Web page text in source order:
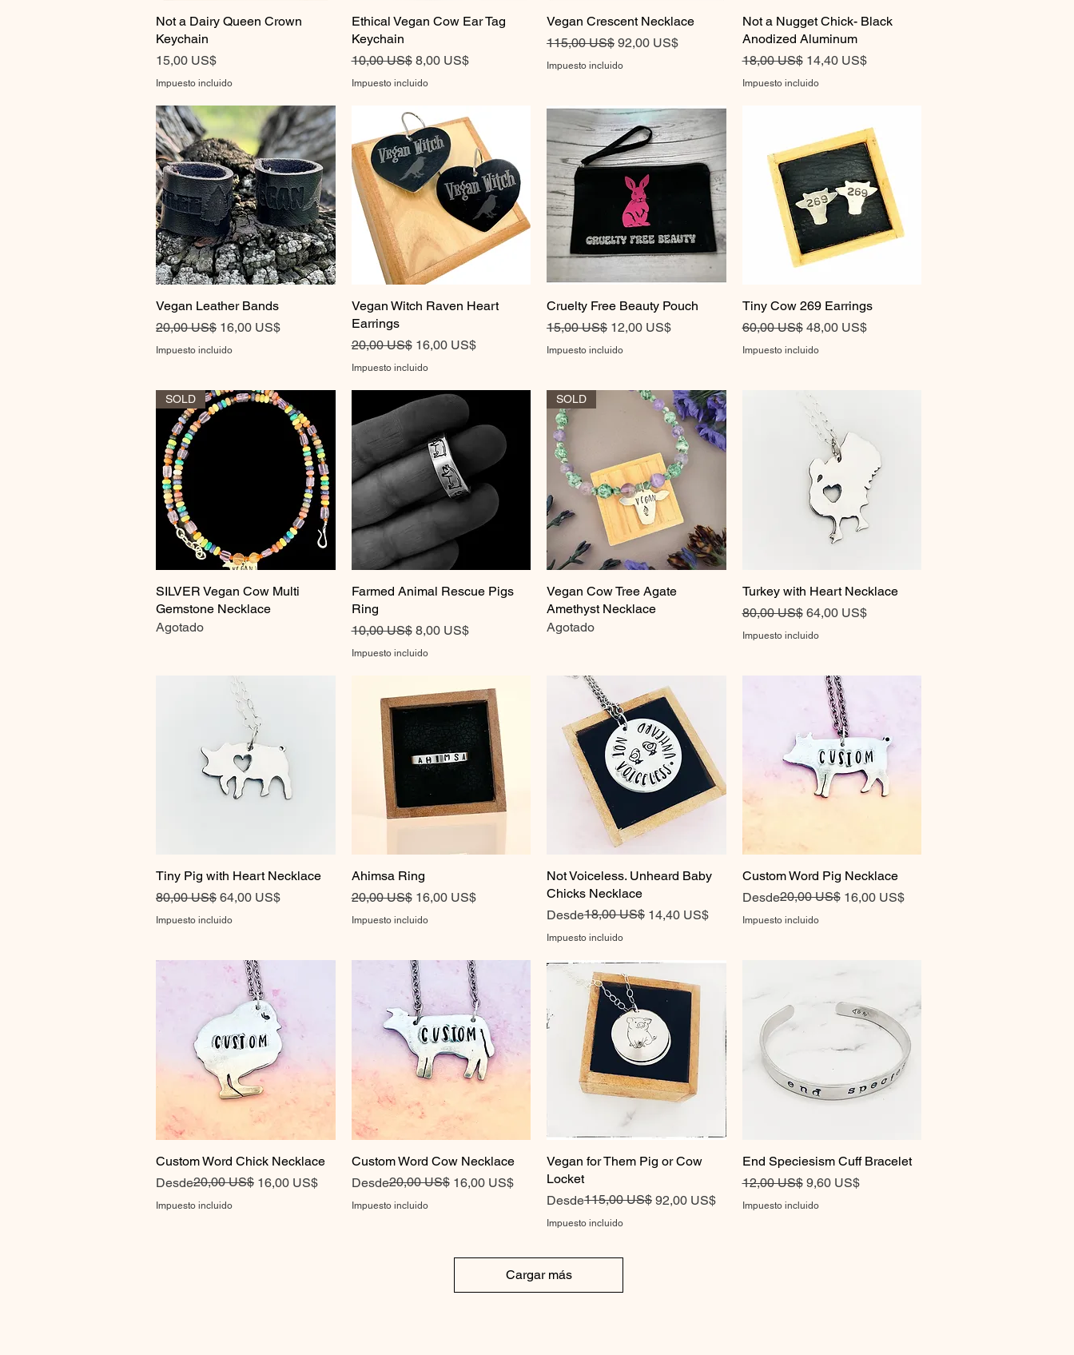
Vista rápida
Not a Dairy Queen Crown
Keychain
Precio
15,00 US$
Impuesto incluido
Vista rápida
Ethical Vegan Cow Ear Tag
Keychain
Precio
10,00 US$ Precio de oferta
8,00 US$
Impuesto incluido
Vista rápida
Vegan Crescent Necklace
Precio
115,00 US$ Precio de oferta
92,00 US$
Impuesto incluido
Vista rápida
Not a Nugget Chick- Black
Anodized Aluminum
Precio
18,00 US$ Precio de oferta
14,40 US$
Impuesto incluido
Vista rápida
Vegan Leather Bands
Precio
20,00 US$ Precio de oferta
16,00 US$
Impuesto incluido
Vista rápida
Vegan Witch Raven Heart
Earrings
Precio
20,00 US$ Precio de oferta
16,00 US$
Impuesto incluido
Vista rápida
Cruelty Free Beauty Pouch
Precio
15,00 US$ Precio de oferta
12,00 US$
Impuesto incluido
Vista rápida
Tiny Cow 269 Earrings
Precio
60,00 US$ Precio de oferta
48,00 US$
Impuesto incluido
Vista rápida
SOLD
SILVER Vegan Cow Multi
Gemstone Necklace
Agotado
Vista rápida
Farmed Animal Rescue Pigs
Ring
Precio
10,00 US$ Precio de oferta
8,00 US$
Impuesto incluido
Vista rápida
SOLD
Vegan Cow Tree Agate
Amethyst Necklace
Agotado
Vista rápida
Turkey with Heart Necklace
Precio
80,00 US$ Precio de oferta
64,00 US$
Impuesto incluido
Vista rápida
Tiny Pig with Heart Necklace
Precio
80,00 US$ Precio de oferta
64,00 US$
Impuesto incluido
Vista rápida
Ahimsa Ring
Precio
20,00 US$ Precio de oferta
16,00 US$
Impuesto incluido
Vista rápida
Not Voiceless. Unheard Baby
Chicks Necklace
Desde
Precio18,00 US$ 14,40 US$
Precio de oferta
Impuesto incluido
Vista rápida
Custom Word Pig Necklace
Desde
Precio20,00 US$ 16,00 US$
Precio de oferta
Impuesto incluido
Vista rápida
Custom Word Chick Necklace
Desde
Precio20,00 US$ 16,00 US$
Precio de oferta
Impuesto incluido
Vista rápida
Custom Word Cow Necklace
Desde
Precio20,00 US$ 16,00 US$
Precio de oferta
Impuesto incluido
Vista rápida
Vegan for Them Pig or Cow
Locket
Desde
Precio115,00 US$ 92,00 US$
Precio de oferta
Impuesto incluido
Vista rápida
End Speciesism Cuff Bracelet
Precio
12,00 US$ Precio de oferta
9,60 US$
Impuesto incluido
Cargar más